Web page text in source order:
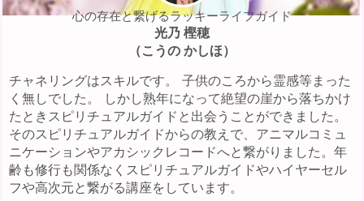
心の存在と繋げるラッキーライフガイド
光乃 樫穂
（こうの かしほ）
チャネリングはスキルです。 子供のころから霊感等まった
く無しでした。 しかし熟年になって絶望の崖から落ちかけ
たときスピリチュアルガイドと出会うことができました。
そのスピリチュアルガイドからの教えで、アニマルコミュ
ニケーションやアカシックレコードへと繋がりました。年
齢も修行も関係なくスピリチュアルガイドやハイヤーセル
フや高次元と繋がる講座をしています。